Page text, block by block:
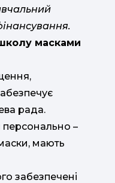
масками
рада.
персонально –
мають
забезпечені